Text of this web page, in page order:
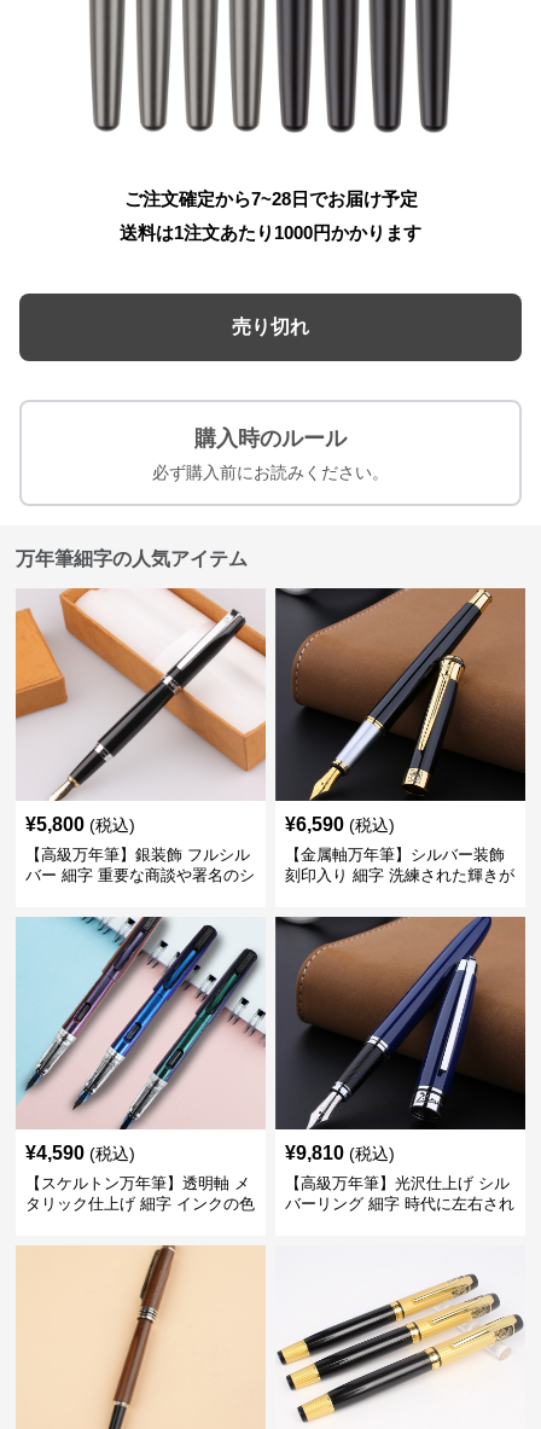
ご注文確定から7~28日でお届け予定
送料は1注文あたり 1000円かかります
売り切れ
購入時のルール
必ず購入前にお読みください。
万年筆細字の人気アイテム
¥5,800 (税込)
【高級万年筆】銀装飾 フルシル
バー 細字 重要な商談や署名のシ
てくれる
¥6,590 (税込)
【金属軸万年筆】シルバー装飾
刻印入り 細字 洗練された輝きが
¥4,590 (税込)
【スケルトン万年筆】透明軸 メ
タリック仕上げ 細字 インクの色
する
¥9,810 (税込)
【高級万年筆】光沢仕上げ シル
バーリング 細字 時代に左右され